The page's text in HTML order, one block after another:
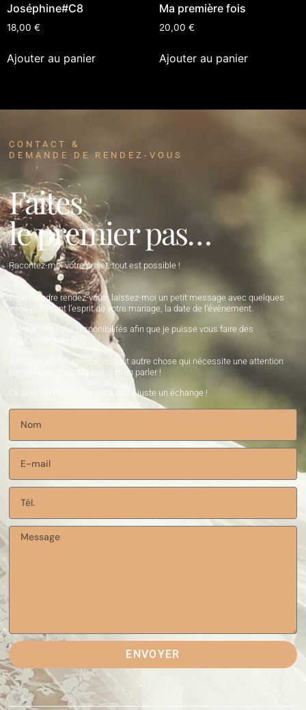
Joséphine#C8
18,00 €
Ajouter au panier
Ma première fois
20,00 €
Ajouter au panier
CONTACT &
DEMANDE DE RENDEZ-VOUS
Faites
le premier pas…
Racontez-moi votre projet, tout est possible !
Pour prendre rendez-vous, laissez-moi un petit message avec quelques
infos précisant l’esprit de votre mariage, la date de l’événement.
Indiquez-moi vos disponibilités afin que je puisse vous faire des
propositions de RDV.
S’il s’agit d’une urgence, ou tout autre chose qui nécessite une attention
particulière, n’hésitez pas à m’en parler !
Ce premier RDV n’engage à rien… juste un échange !
ENVOYER